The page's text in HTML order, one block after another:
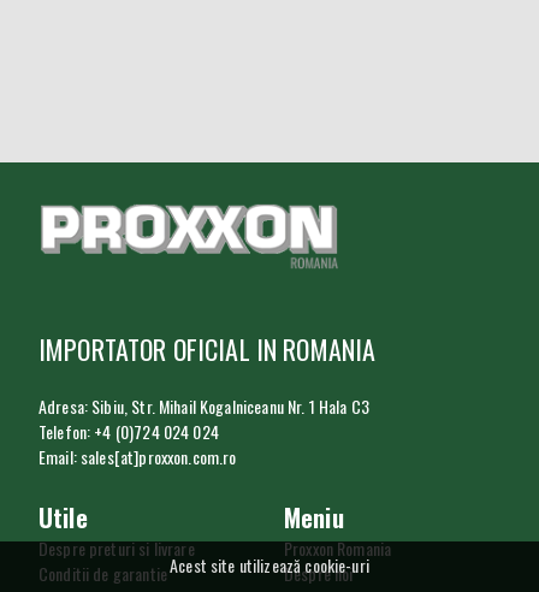
IMPORTATOR OFICIAL IN ROMANIA
Adresa: Sibiu, Str. Mihail Kogalniceanu Nr. 1 Hala C3
Telefon: +4 (0)724 024 024
Email: sales[at]proxxon.com.ro
Meniu
Proxxon Romania
Despre noi
Utile
Despre preturi si livrare
Conditii de garantieAcest site utilizează cookie-uri